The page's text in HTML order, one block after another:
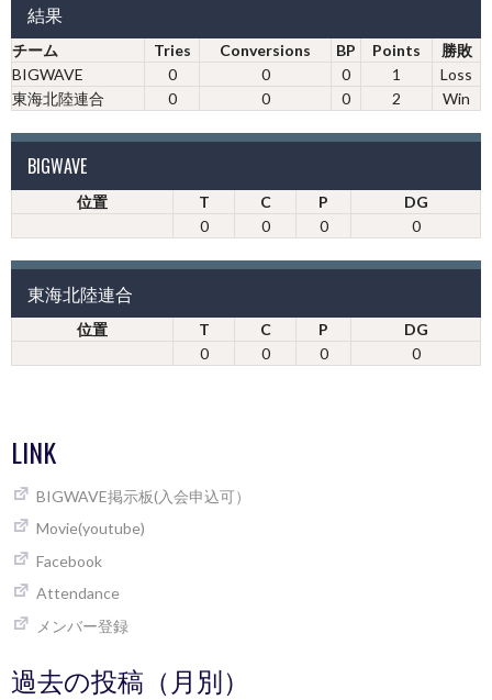
結果
チーム Tries Conversions BP Points
勝敗
BIGWAVE
0 0 0 1
Loss
東海北陸連合
0 0 0 2 Win
BIGWAVE
位置 T C P
DG
0
0 0 0
東海北陸連合
位置 T C P
DG
0
0 0 0
LINK
BIGWAVE掲示板(入会申込可）
Movie(youtube)
Facebook
Attendance
メンバー登録
過去の投稿（月別）